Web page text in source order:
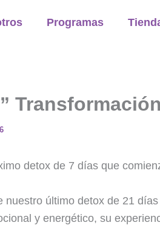
Programas
detox de 7 días que
nuestro último detox de 21
y energético, su